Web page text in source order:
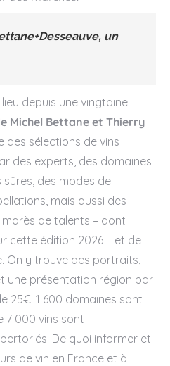
un
depuis une vingtaine
Michel Bettane et Thierry
des sélections de vins
des experts, des domaines
sûres, des modes de
mais aussi des
de talents – dont
cette édition 2026 – et de
On y trouve des portraits,
une présentation région par
25€. 1 600 domaines sont
7 000 vins sont
De quoi informer et
de vin en France et à